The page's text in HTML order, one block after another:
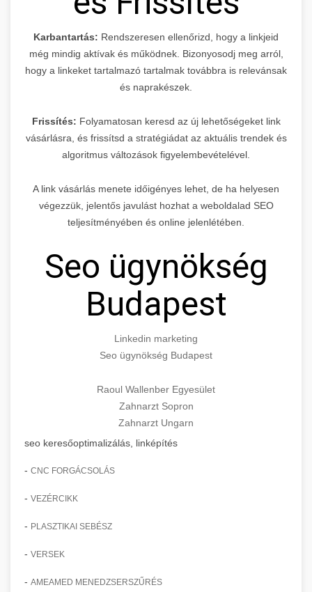
Karbantartás: Rendszeresen ellenőrizd, hogy a linkjeid
még mindig aktívak és működnek. Bizonyosodj meg arról,
hogy a linkeket tartalmazó tartalmak továbbra is relevánsak
és naprakészek.
Frissítés: Folyamatosan keresd az új lehetőségeket link
vásárlásra, és frissítsd a stratégiádat az aktuális trendek és
algoritmus változások figyelembevételével.
A link vásárlás menete időigényes lehet, de ha helyesen
végezzük, jelentős javulást hozhat a weboldalad SEO
teljesítményében és online jelenlétében.
Seo ügynökség
Budapest
Linkedin marketing
Seo ügynökség Budapest
Raoul Wallenber Egyesület
Zahnarzt Sopron
Zahnarzt Ungarn
seo keresőoptimalizálás, linképítés
- CNC FORGÁCSOLÁS
- VEZÉRCIKK
- PLASZTIKAI SEBÉSZ
- VERSEK
- AMEAMED MENEDZSERSZŰRÉS